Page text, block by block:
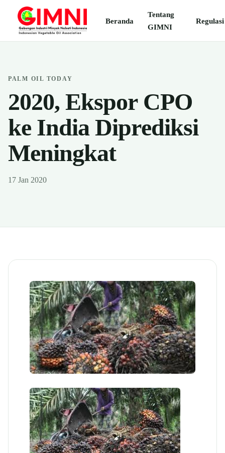
Beranda
Tentang
GIMNI
Regulasi
PALM OIL TODAY
2020, Ekspor CPO
ke India Diprediksi
Meningkat
17 Jan 2020